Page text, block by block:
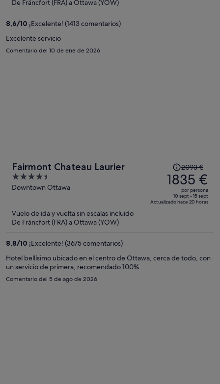
De Fráncfort (FRA) a Ottawa (YOW)
8,6/10 ¡Excelente! (1413 comentarios)
Excelente servicio
Comentario del 10 de ene de 2026
Fairmont Chateau Laurier
4.5
out
5
Downtown Ottawa
precio
era
de
2093 €,
por
2093 €
1835 €
por persona
10 sept - 15 sept
Actualizado hace 20 horas
Vuelo de ida y vuelta sin escalas incluido
De Fráncfort (FRA) a Ottawa (YOW)
8,8/10 ¡Excelente! (3675 comentarios)
Hotel bellísimo ubicado en el centro de Ottawa, cerca de todo, con
un servicio de primera, recomendado 100%
Comentario del 5 de ago de 2026